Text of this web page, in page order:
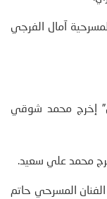
آمال الفرجي
إخرج محمد شوقي
محمد علي سعيد.
المسرحي حاتم